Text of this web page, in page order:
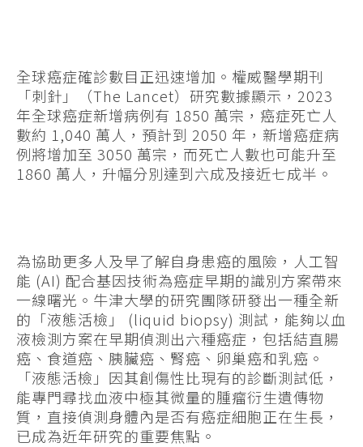
全球癌症確診數目正迅速增加。權威醫學期刊
「刺針」（The Lancet）研究數據顯示，2023
年全球癌症新增病例有 1850 萬宗，癌症死亡人
數約 1,040 萬人，預計到 2050 年，新增癌症病
例將增加至 3050 萬宗，而死亡人數也可能升至
1860 萬人，升幅分別達到六成及接近七成半。
為協助更多人及早了解自身患癌的風險，人工智
能 (AI) 配合基因技術為癌症早期的識別方案帶來
一線曙光。牛津大學的研究團隊研發出一種全新
的「液態活檢」 (liquid biopsy) 測試，能夠以血
液檢測方案在早期偵測出六種癌症，包括結直腸
癌、食道癌、胰臟癌、腎癌、卵巢癌和乳癌。
「液態活檢」因其創傷性比現有的診斷測試低，
能專門尋找血液中極其微量的腫瘤衍生遺傳物
質，直接偵測身體內是否有癌症細胞正在生長，
已成為近年研究的重要焦點。